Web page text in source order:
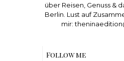
über Reisen, Genuss &
Berlin. Lust auf
mir:
Follow me